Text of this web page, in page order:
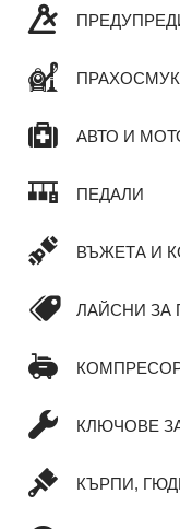
АВТО И
ПЕДАЛИ
ВЪЖЕТА И
ЛАЙСНИ ЗА
КЛЮЧОВЕ
КЪРПИ,